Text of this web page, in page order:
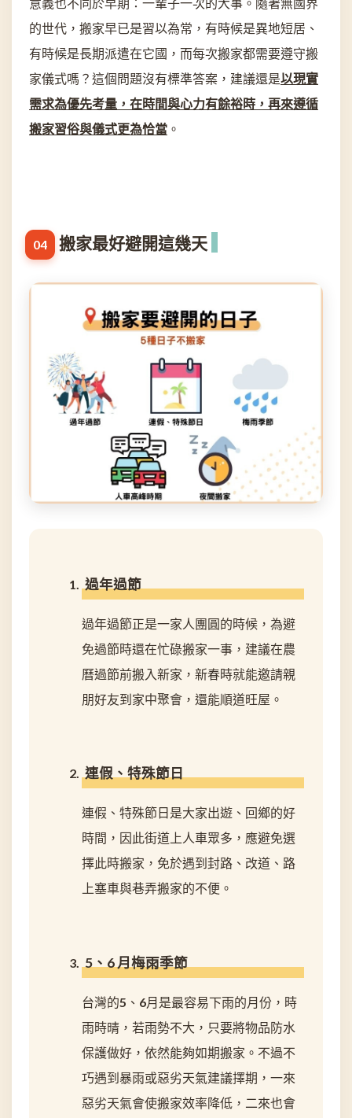
的世代，搬家早已是習以為常，有時候是異地短居、
有時候是長期派遣在它國，而每次搬家都需要遵守搬
家儀式嗎？這個問題沒有標準答案，建議還是以現實
需求為優先考量 ，在時間與心力有餘裕時，再來遵循
搬家習俗與儀式更為恰當 。
搬家最好避開這幾天
過年過節
過年過節正是一家人團圓的時候，為避
免過節時還在忙碌搬家一事，建議在農
曆過節前搬入新家，新春時就能邀請親
朋好友到家中聚會，還能順道旺屋。
連假、特殊節日
連假、特殊節日是大家出遊、回鄉的好
時間，因此街道上人車眾多，應避免選
擇此時搬家，免於遇到封路、改道、路
上塞車與巷弄搬家的不便。
5、6 月梅雨季節
台灣的5、6月是最容易下雨的月份，時
雨時晴，若雨勢不大，只要將物品防水
保護做好，依然能夠如期搬家。不過不
巧遇到暴雨或惡劣天氣建議擇期，一來
惡劣天氣會使搬家效率降低，二來也會